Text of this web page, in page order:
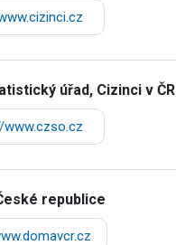
úřad, Cizinci v ČR
republice